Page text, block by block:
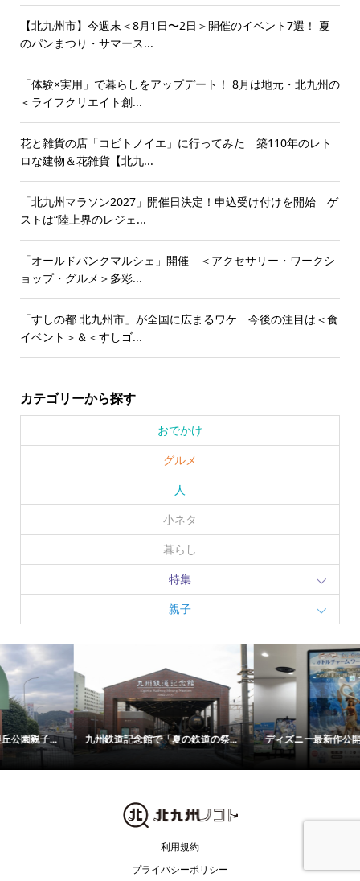
【北九州市】今週末＜8月1日〜2日＞開催のイベント7選！ 夏
のパンまつり・サマース...
「体験×実用」で暮らしをアップデート！ 8月は地元・北九州の
＜ライフクリエイト創...
花と雑貨の店「コビトノイエ」に行ってみた 築110年のレト
ロな建物＆花雑貨【北九...
「北九州マラソン2027」開催日決定！申込受け付けを開始 ゲ
ストは“陸上界のレジェ...
「オールドバンクマルシェ」開催 ＜アクセサリー・ワークシ
ョップ・グルメ＞多彩...
「すしの都 北九州市」が全国に広まるワケ 今後の注目は＜食
イベント＞＆＜すしゴ...
カテゴリーから探す
おでかけ
グルメ
人
小ネタ
暮らし
特集
親子
ディズニー最新作公開を記念！ 「...
イオン若松に＜福岡ソフトバンク
利用規約
プライバシーポリシー